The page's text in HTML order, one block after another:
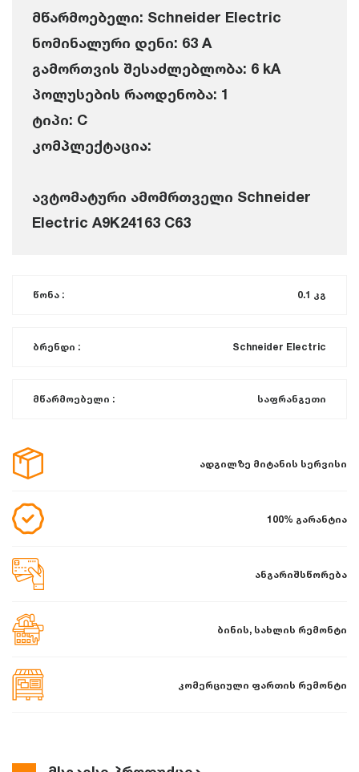
მწარმოებელი: Schneider Electric
ნომინალური დენი: 63 A
გამორთვის შესაძლებლობა: 6 kA
პოლუსების რაოდენობა: 1
ტიპი: C
კომპლექტაცია:
ავტომატური ამომრთველი Schneider
Electric A9K24163 C63
წონა : 0.1 კგ
ბრენდი : Schneider Electric
მწარმოებელი : საფრანგეთი
ადგილზე მიტანის სერვისი
100% გარანტია
ანგარიშსწორება
ბინის, სახლის რემონტი
კომერციული ფართის რემონტი